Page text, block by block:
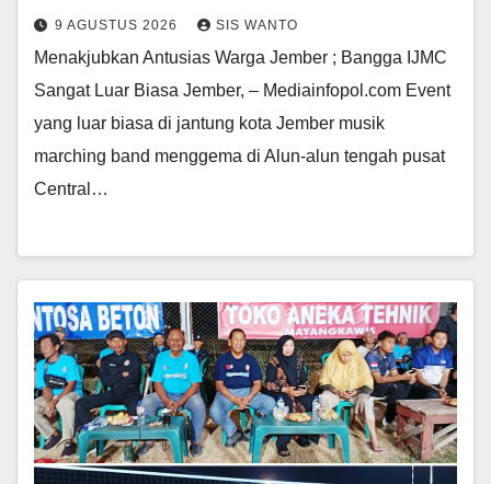
9 AGUSTUS 2026 SIS WANTO
Menakjubkan Antusias Warga Jember ; Bangga IJMC
Sangat Luar Biasa Jember, – Mediainfopol.com Event
yang luar biasa di jantung kota Jember musik
marching band menggema di Alun-alun tengah pusat
Central…